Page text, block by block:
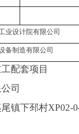
业设计院有限公司
备制造有限公司
配套项目
司
镇下邳村XP02-